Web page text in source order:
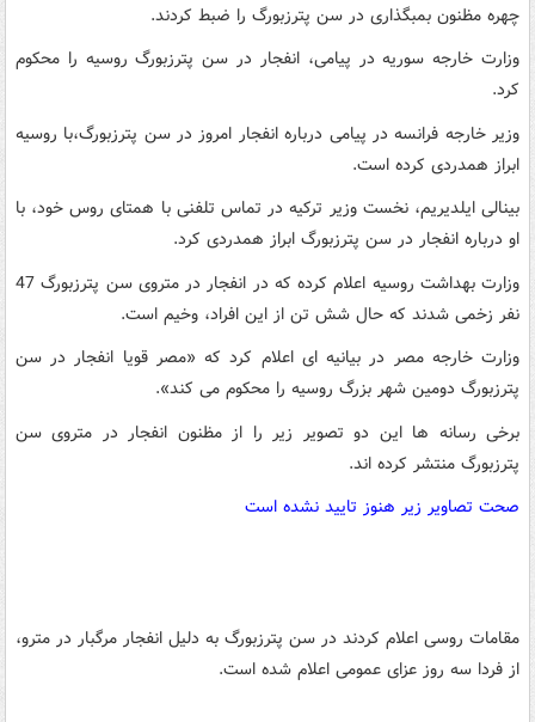
چهره مظنون بمبگذاری در سن پترزبورگ را ضبط کردند.
وزارت خارجه سوریه در پیامی، انفجار در سن پترزبورگ روسیه را محکوم
کرد.
وزیر خارجه فرانسه در پیامی درباره انفجار امروز در سن پترزبورگ،‌با روسیه
ابراز همدردی کرده است.
بینالی ایلدیریم، نخست وزیر ترکیه در تماس تلفنی با همتای روس خود،‌ با
او درباره انفجار در سن پترزبورگ ابراز همدردی کرد.
وزارت بهداشت روسیه اعلام کرده که در انفجار در متروی سن پترزبورگ 47
نفر زخمی شدند که حال شش تن از این افراد، وخیم است.
وزارت خارجه مصر در بیانیه ای اعلام کرد که «مصر قویا انفجار در سن
پترزبورگ دومین شهر بزرگ روسیه را محکوم می کند».
برخی رسانه ها این دو تصویر زیر را از مظنون انفجار در متروی سن
پترزبورگ منتشر کرده اند.
صحت تصاویر زیر هنوز تایید نشده است
مقامات روسی اعلام کردند در سن پترزبورگ به دلیل انفجار مرگبار در مترو،
از فردا سه روز عزای عمومی اعلام شده است.